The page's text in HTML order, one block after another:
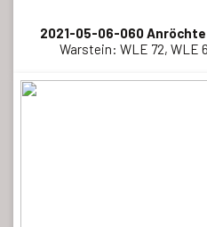
2021-05-06-060 Anröchte
Warstein: WLE 72, WLE